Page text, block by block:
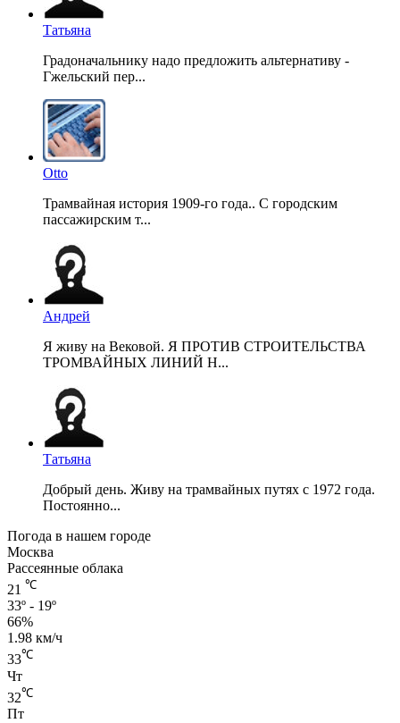
Татьяна
Градоначальнику надо предложить альтернативу -
Гжельский пер...
Otto
Трамвайная история 1909-го года.. С городским
пассажирским т...
Андрей
Я живу на Вековой. Я ПРОТИВ СТРОИТЕЛЬСТВА
ТРОМВАЙНЫХ ЛИНИЙ Н...
Татьяна
Добрый день. Живу на трамвайных путях с 1972 года.
Постоянно...
Погода в нашем городе
Москва
Рассеянные облака
21 ℃
33º - 19º
66%
1.98 км/ч
33℃
Чт
32℃
Пт